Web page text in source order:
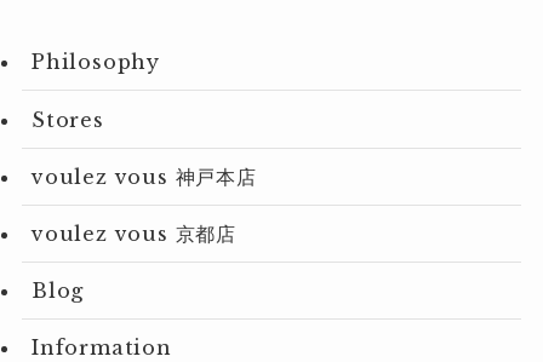
Philosophy
Stores
voulez vous 神戸本店
voulez vous 京都店
Blog
Information